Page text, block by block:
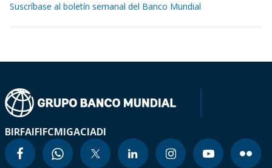
Suscríbase al boletín semanal del Banco Mundial
BIRFAIFIFCMIGACIADI